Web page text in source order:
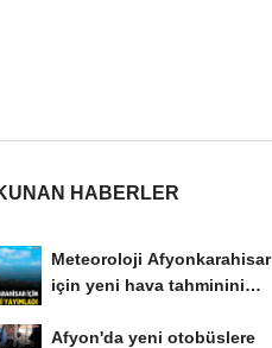
HABERLER
Meteoroloji Afyonkarahisar
için yeni hava tahminini
Afyon'da yeni otobüslere